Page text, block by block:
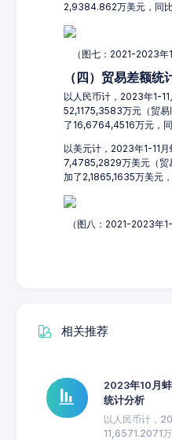
2,9384.862万美元，同
（图七：2021-2023年
（四）贸易差额统
以人民币计，2023年1-
52,1175,3583万元（贸
了16,6764,4516万元，
以美元计，2023年1-11
7,4785,2829万美元（贸
加了2,1865,1635万美元
（图八：2021-2023年
相关推荐
2023年10月
统计分析
以人民币计，
11,6571.2071